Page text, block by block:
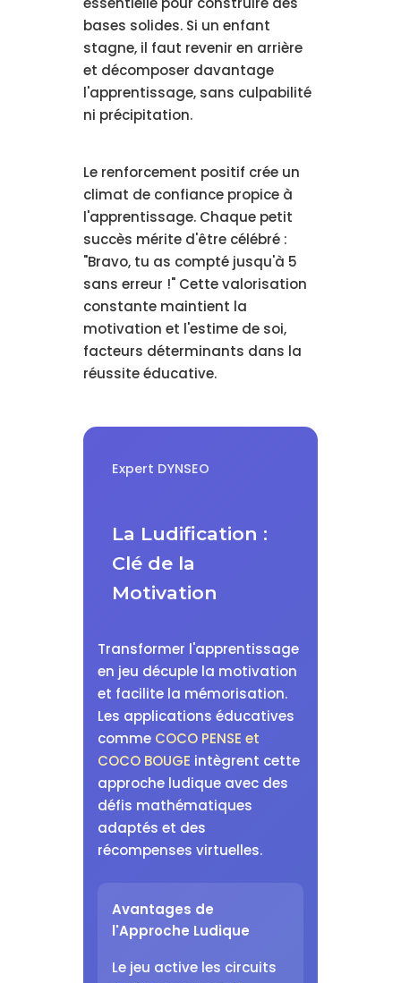
bases solides. Si un enfant
stagne, il faut revenir en arrière
et décomposer davantage
l'apprentissage, sans culpabilité
ni précipitation.
Le renforcement positif crée un
climat de confiance propice à
l'apprentissage. Chaque petit
succès mérite d'être célébré :
"Bravo, tu as compté jusqu'à 5
sans erreur !" Cette valorisation
constante maintient la
motivation et l'estime de soi,
facteurs déterminants dans la
réussite éducative.
Expert DYNSEO
La Ludification :
Clé de la
Motivation
Transformer l'apprentissage
en jeu décuple la motivation
et facilite la mémorisation.
Les applications éducatives
comme COCO PENSE et
COCO BOUGE intègrent cette
approche ludique avec des
défis mathématiques
adaptés et des
récompenses virtuelles.
Avantages de
l'Approche Ludique
Le jeu active les circuits